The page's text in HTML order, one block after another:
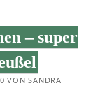
– super
VON SANDRA